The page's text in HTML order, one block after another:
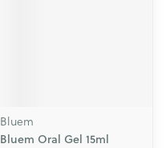
Bluem
Bluem Oral Gel 15ml